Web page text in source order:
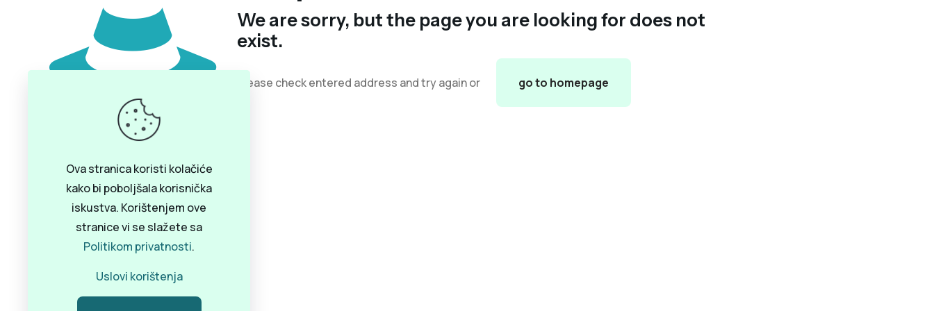
We are sorry, but the page you are looking for does not
exist.
Please check entered address and try again or go to homepage
Ova stranica koristi kolačiće
kako bi poboljšala korisnička
iskustva. Korištenjem ove
stranice vi se slažete sa
Politikom privatnosti.
Uslovi korištenja